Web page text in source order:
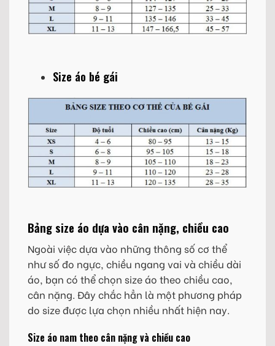
Size áo bé gái
Bảng size áo dựa vào cân nặng, chiều cao
Ngoài việc dựa vào những thông số cơ thể
như số đo ngực, chiều ngang vai và chiều dài
áo, bạn có thể chọn size áo theo chiều cao,
cân nặng. Đây chắc hẳn là một phương pháp
do size được lựa chọn nhiều nhất hiện nay.
Size áo nam theo cân nặng và chiều cao